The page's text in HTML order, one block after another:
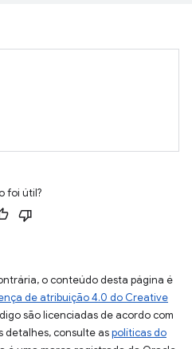
foi útil?
o conteúdo desta página é
de atribuição 4.0 do Creative
são licenciadas de acordo com
detalhes, consulte aspolíticas do